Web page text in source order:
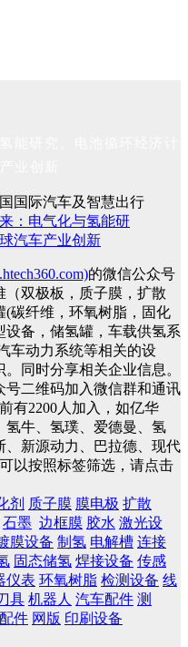
国际汽车及智慧出行
：电气化与氢能研
汽车产业创新
的微信公众号
（双极板，质子膜，扩散
(碳纤维，环氧树脂，固化
备，储氢罐，车载供氢系
车动力系统等相关的设
同时分享相关企业信息。
二维码加入微信群和通讯
前有2200人加入，如亿华
氢牛、氢璞、爱德曼、氢
、新源动力、巴拉德、现代
以按照标签筛选，请点击
剂 质子膜 膜电极 扩散
石墨 边框膜 胶水 激光设
膜设备 制氢 电解槽 连接
固态储氢 焊接设备 传感
仪表 环氧树脂 检测设备 线
具 机器人 汽车配件 测
配件 网版 印刷设备